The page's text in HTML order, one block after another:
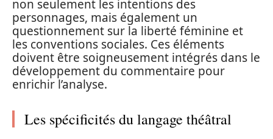
non seulement les intentions des
personnages, mais également un
questionnement sur la liberté féminine et
les conventions sociales. Ces éléments
doivent être soigneusement intégrés dans le
développement du commentaire pour
enrichir l’analyse.
Les spécificités du langage théâtral